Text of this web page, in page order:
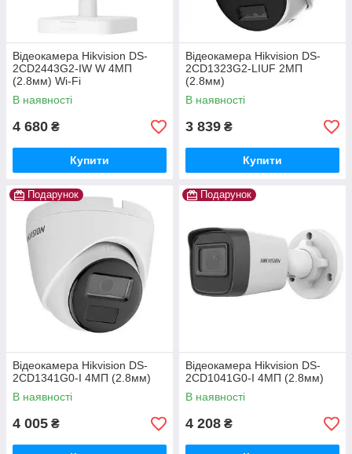
Відеокамера Hikvision DS-
2CD2443G2-IW W 4МП
(2.8мм) Wi-Fi
В наявності
4 680 ₴
Купити
Відеокамера Hikvision DS-
2CD1323G2-LIUF 2МП
(2.8мм)
В наявності
3 839 ₴
Купити
Подарунок
Відеокамера Hikvision DS-
2CD1341G0-I 4МП (2.8мм)
В наявності
4 005 ₴
Подарунок
Відеокамера Hikvision DS-
2CD1041G0-I 4МП (2.8мм)
В наявності
4 208 ₴